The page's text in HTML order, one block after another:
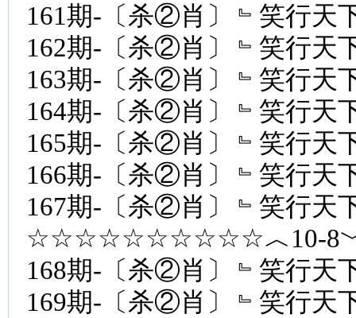
161期-〔杀②肖〕﹄笑行天
162期-〔杀②肖〕﹄笑行天
163期-〔杀②肖〕﹄笑行天
164期-〔杀②肖〕﹄笑行天
165期-〔杀②肖〕﹄笑行天
166期-〔杀②肖〕﹄笑行天
167期-〔杀②肖〕﹄笑行天
☆☆☆☆☆☆☆☆☆☆︿10-
168期-〔杀②肖〕﹄笑行天
169期-〔杀②肖〕﹄笑行天